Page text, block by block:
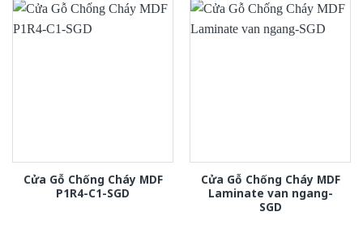
Cửa Gỗ Chống Cháy MDF
P1R4-C1-SGD
Cửa Gỗ Chống Cháy MDF
Laminate van ngang-
SGD